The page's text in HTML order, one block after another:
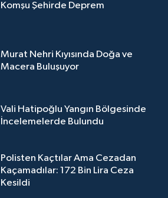
Komşu Şehirde Deprem
Murat Nehri Kıyısında Doğa ve
Macera Buluşuyor
Vali Hatipoğlu Yangın Bölgesinde
İncelemelerde Bulundu
Polisten Kaçtılar Ama Cezadan
Kaçamadılar: 172 Bin Lira Ceza
Kesildi